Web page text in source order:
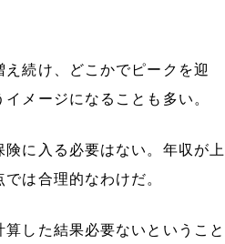
続け、どこかでピークを迎
メージになることも多い。
に入る必要はない。年収が上
は合理的なわけだ。
した結果必要ないということ